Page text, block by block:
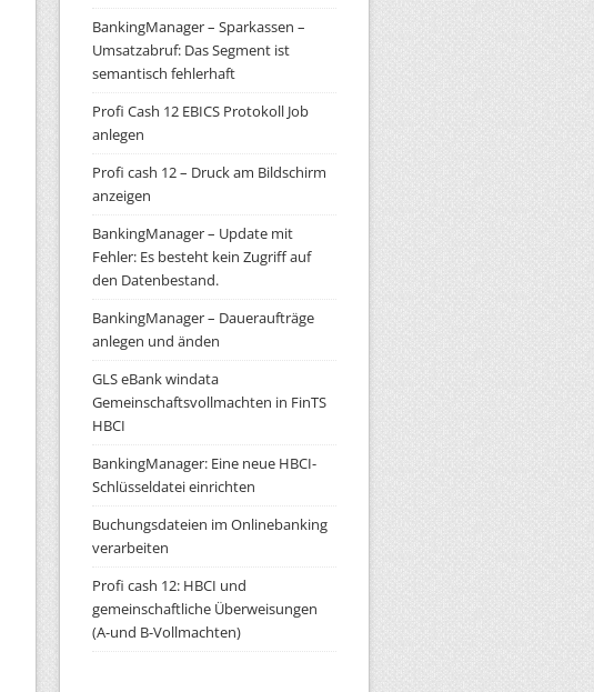
BankingManager – Sparkassen –
Umsatzabruf: Das Segment ist
semantisch fehlerhaft
Profi Cash 12 EBICS Protokoll Job
anlegen
Profi cash 12 – Druck am Bildschirm
anzeigen
BankingManager – Update mit
Fehler: Es besteht kein Zugriff auf
den Datenbestand.
BankingManager – Daueraufträge
anlegen und änden
GLS eBank windata
Gemeinschaftsvollmachten in FinTS
HBCI
BankingManager: Eine neue HBCI-
Schlüsseldatei einrichten
Buchungsdateien im Onlinebanking
verarbeiten
Profi cash 12: HBCI und
gemeinschaftliche Überweisungen
(A-und B-Vollmachten)